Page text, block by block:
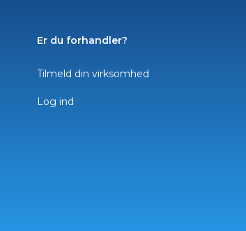
Er du forhandler?
Tilmeld din virksomhed
Log ind